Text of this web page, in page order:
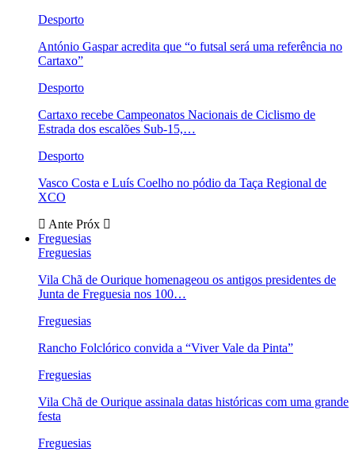
Desporto
António Gaspar acredita que “o futsal será uma referência no
Cartaxo”
Desporto
Cartaxo recebe Campeonatos Nacionais de Ciclismo de
Estrada dos escalões Sub-15,…
Desporto
Vasco Costa e Luís Coelho no pódio da Taça Regional de
XCO
Ante Próx
Freguesias
Freguesias
Vila Chã de Ourique homenageou os antigos presidentes de
Junta de Freguesia nos 100…
Freguesias
Rancho Folclórico convida a “Viver Vale da Pinta”
Freguesias
Vila Chã de Ourique assinala datas históricas com uma grande
festa
Freguesias